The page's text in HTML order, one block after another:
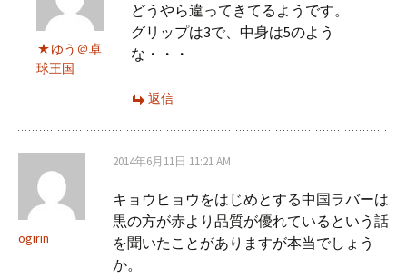
ゆう＠卓
球王国
どうやら違ってきてるようです。
グリップは3で、中身は5のよう
な・・・
返信
ogirin
2014年6月11日 11:21 AM
キョウヒョウをはじめとする中国ラバーは
黒の方が赤より品質が優れているという話
を聞いたことがありますが本当でしょう
か。